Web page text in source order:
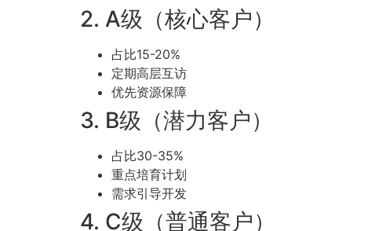
2. A级（核心客户）
占比15-20%
定期高层互访
优先资源保障
3. B级（潜力客户）
占比30-35%
重点培育计划
需求引导开发
4. C级（普通客户）